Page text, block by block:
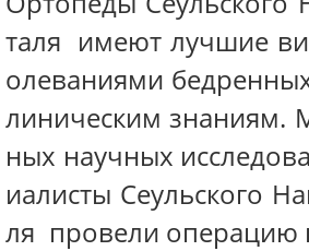
таля имеют лучшие
олеваниями
линическим знаниям.
ных научных
иалисты Сеульского
ля провели операцию